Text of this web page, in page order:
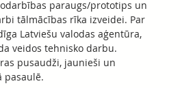
paraugs/prototips un
tālmācības rīka izveidei. Par
Latviešu valodas aģentūra,
veidos tehnisko darbu.
pusaudži, jaunieši un
pasaulē.